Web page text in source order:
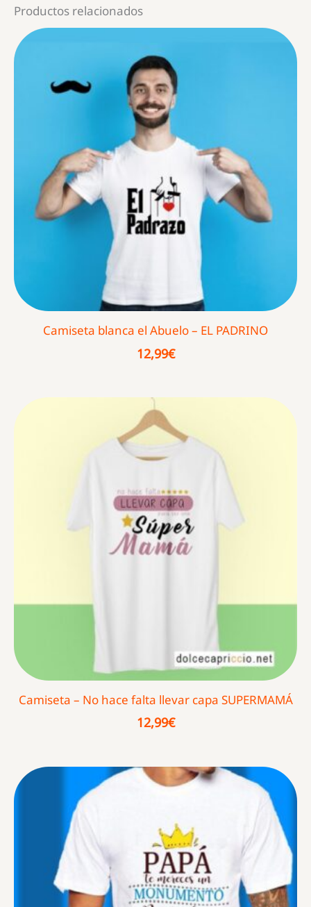
Productos relacionados
Camiseta blanca el Abuelo – EL PADRINO
12,99€
Camiseta – No hace falta llevar capa SUPERMAMÁ
12,99€